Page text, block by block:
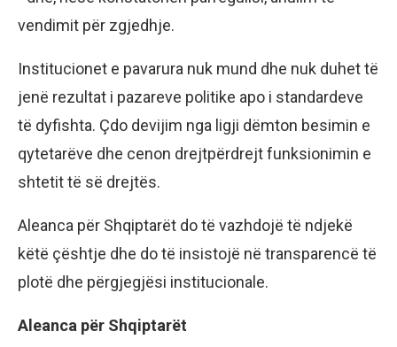
vendimit për zgjedhje.
Institucionet e pavarura nuk mund dhe nuk duhet të
jenë rezultat i pazareve politike apo i standardeve
të dyfishta. Çdo devijim nga ligji dëmton besimin e
qytetarëve dhe cenon drejtpërdrejt funksionimin e
shtetit të së drejtës.
Aleanca për Shqiptarët do të vazhdojë të ndjekë
këtë çështje dhe do të insistojë në transparencë të
plotë dhe përgjegjësi institucionale.
Aleanca për Shqiptarët